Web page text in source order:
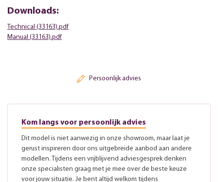
Downloads:
Technical (33163).pdf
Manual (33163).pdf
Persoonlijk advies
Kom langs voor persoonlijk advies
Dit model is niet aanwezig in onze showroom, maar laat je
gerust inspireren door ons uitgebreide aanbod aan andere
modellen. Tijdens een vrijblijvend adviesgesprek denken
onze specialisten graag met je mee over de beste keuze
voor jouw situatie. Je bent altijd welkom tijdens